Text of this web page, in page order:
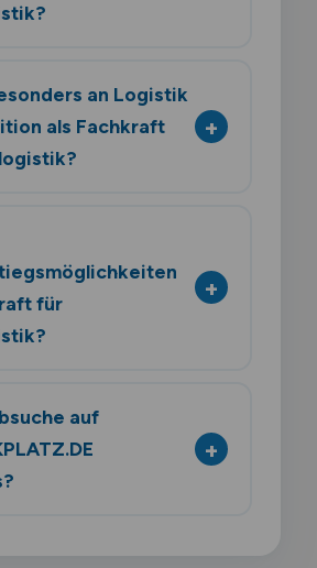
an Logistik
als Fachkraft
für
auf